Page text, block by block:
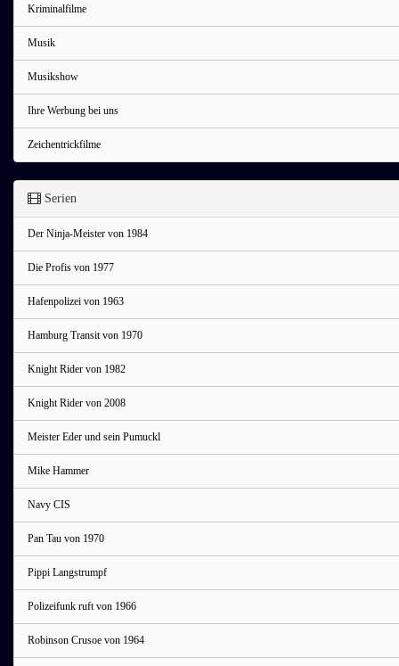
Kriminalfilme
Musik
Musikshow
Ihre Werbung bei uns
Zeichentrickfilme
Serien
Der Ninja-Meister von 1984
Die Profis von 1977
Hafenpolizei von 1963
Hamburg Transit von 1970
Knight Rider von 1982
Knight Rider von 2008
Meister Eder und sein Pumuckl
Mike Hammer
Navy CIS
Pan Tau von 1970
Pippi Langstrumpf
Polizeifunk ruft von 1966
Robinson Crusoe von 1964